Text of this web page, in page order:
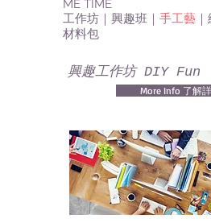
ME TIME
工作坊｜興趣班｜ 手工藝
材料包
興趣工作坊 DIY Fun
More Info 了解